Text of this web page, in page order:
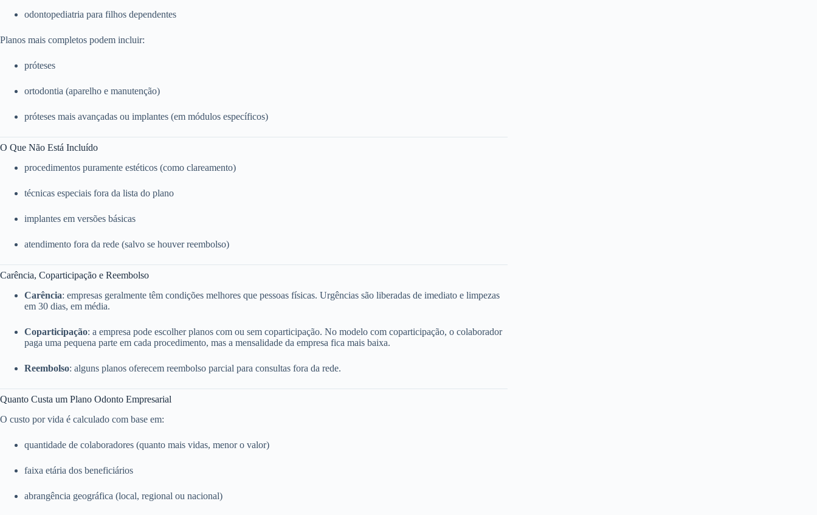
odontopediatria para filhos dependentes
Planos mais completos podem incluir:
próteses
ortodontia (aparelho e manutenção)
próteses mais avançadas ou implantes (em módulos específicos)
O Que Não Está Incluído
procedimentos puramente estéticos (como clareamento)
técnicas especiais fora da lista do plano
implantes em versões básicas
atendimento fora da rede (salvo se houver reembolso)
Carência, Coparticipação e Reembolso
Carência: empresas geralmente têm condições melhores que pessoas físicas. Urgências são liberadas de imediato e limpezas
em 30 dias, em média.
Coparticipação: a empresa pode escolher planos com ou sem coparticipação. No modelo com coparticipação, o colaborador
paga uma pequena parte em cada procedimento, mas a mensalidade da empresa fica mais baixa.
Reembolso: alguns planos oferecem reembolso parcial para consultas fora da rede.
Quanto Custa um Plano Odonto Empresarial
O custo por vida é calculado com base em:
quantidade de colaboradores (quanto mais vidas, menor o valor)
faixa etária dos beneficiários
abrangência geográfica (local, regional ou nacional)